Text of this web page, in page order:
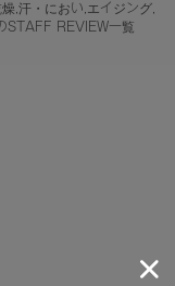
,汗・におい,エイジング,
STAFF REVIEW一覧